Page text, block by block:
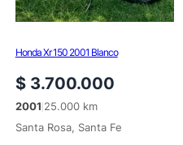
Honda Xr 150 2001 Blanco
$3.700.000
2001 25.000 km
Santa Rosa, Santa Fe